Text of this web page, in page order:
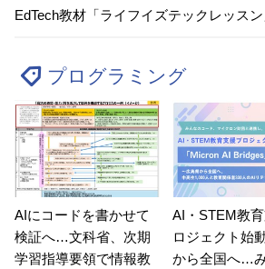
EdTech教材「ライフイズテックレッス
プログラミング
AIにコードを書かせて
検証へ…文科省、次期
学習指導要領で情報教
AI・STEM教
ロジェクト始
から全国へ…